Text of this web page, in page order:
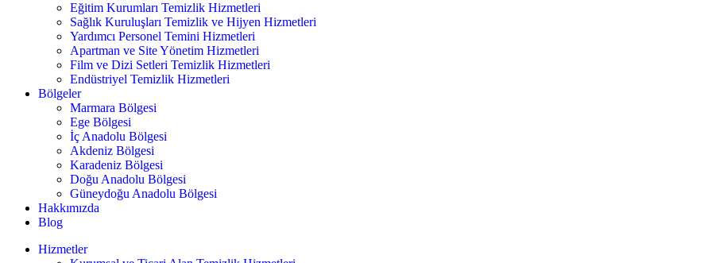
Eğitim Kurumları Temizlik Hizmetleri
Sağlık Kuruluşları Temizlik ve Hijyen Hizmetleri
Yardımcı Personel Temini Hizmetleri
Apartman ve Site Yönetim Hizmetleri
Film ve Dizi Setleri Temizlik Hizmetleri
Endüstriyel Temizlik Hizmetleri
Bölgeler
Marmara Bölgesi
Ege Bölgesi
İç Anadolu Bölgesi
Akdeniz Bölgesi
Karadeniz Bölgesi
Doğu Anadolu Bölgesi
Güneydoğu Anadolu Bölgesi
Hakkımızda
Blog
Hizmetler